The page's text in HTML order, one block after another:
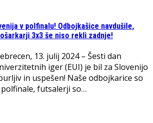
v polfinalu! Odbojkašice navdušile,
3x3 še niso rekli zadnje!
13. julij 2024 – Šesti dan
iger (EUI) je bil za Slovenijo
in uspešen! Naše odbojkarice so
futsalerji so…